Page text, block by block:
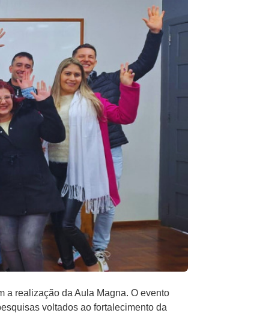
a realização da Aula Magna. O evento
voltados ao fortalecimento da